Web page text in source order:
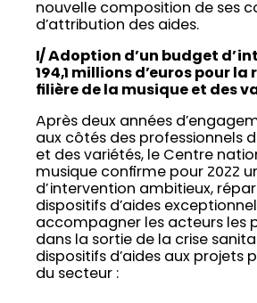
nouvelle composition de ses
d’attribution des aides.
I/ Adoption d’un budget
194,1 millions d’euros pour la
filière de la musique et des
Après deux années
aux côtés des professionnels
et des variétés, le Centre
musique confirme pour 2022
d’intervention ambitieux,
dispositifs d’aides
accompagner les acteurs les
dans la sortie de la crise
dispositifs d’aides aux projets
du secteur :